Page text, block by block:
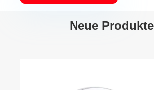
Neue Produkte